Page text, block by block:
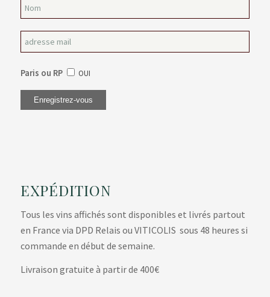
Paris ou RP OUI
EXPÉDITION
Tous les vins affichés sont disponibles et livrés partout
en France via DPD Relais ou VITICOLIS sous 48 heures si
commande en début de semaine.
Livraison gratuite à partir de 400€